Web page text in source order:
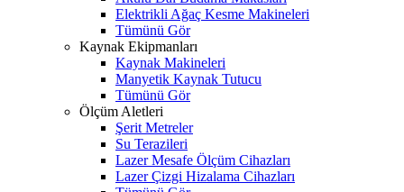
Elektrikli Ağaç Kesme Makineleri
Tümünü Gör
Kaynak Ekipmanları
Kaynak Makineleri
Manyetik Kaynak Tutucu
Tümünü Gör
Ölçüm Aletleri
Şerit Metreler
Su Terazileri
Lazer Mesafe Ölçüm Cihazları
Lazer Çizgi Hizalama Cihazları